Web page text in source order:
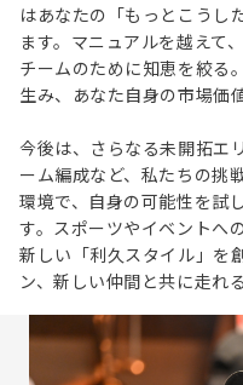
はあなたの「もっとこうし
ます。マニュアルを越えて
チームのために知恵を絞る
生み、あなた自身の市場価
今後は、さらなる未開拓エ
ーム編成など、私たちの挑
環境で、自身の可能性を試
す。スポーツやイベントへ
新しい「利久スタイル」を
ン、新しい仲間と共に走れ